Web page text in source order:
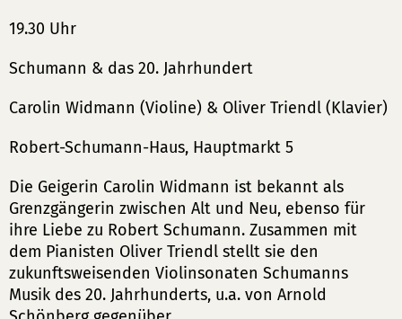
19.30 Uhr
Schumann & das 20. Jahrhundert
Carolin Widmann (Violine) & Oliver Triendl (Klavier)
Robert-Schumann-Haus, Hauptmarkt 5
Die Geigerin Carolin Widmann ist bekannt als
Grenzgängerin zwischen Alt und Neu, ebenso für
ihre Liebe zu Robert Schumann. Zusammen mit
dem Pianisten Oliver Triendl stellt sie den
zukunftsweisenden Violinsonaten Schumanns
Musik des 20. Jahrhunderts, u.a. von Arnold